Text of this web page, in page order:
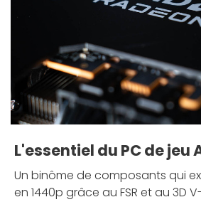
L'essentiel du PC de jeu
Un binôme de composants qui
en 1440p grâce au FSR et au 3D